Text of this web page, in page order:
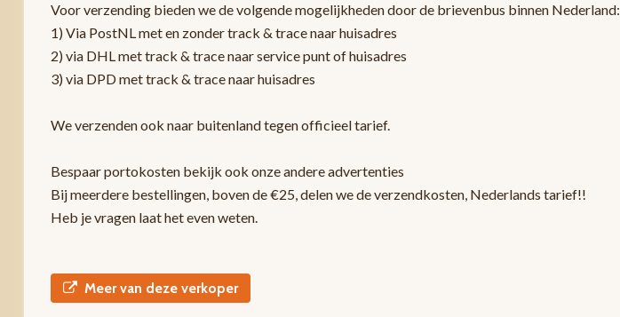
Voor verzending bieden we de volgende mogelijkheden door de brievenbus binnen Nederland:
1) Via PostNL met en zonder track & trace naar huisadres
2) via DHL met track & trace naar service punt of huisadres
3) via DPD met track & trace naar huisadres
We verzenden ook naar buitenland tegen officieel tarief.
Bespaar portokosten bekijk ook onze andere advertenties
Bij meerdere bestellingen, boven de €25, delen we de verzendkosten, Nederlands tarief!!
Heb je vragen laat het even weten.
Meer van deze verkoper